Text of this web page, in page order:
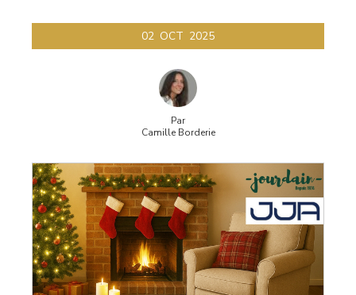
02 OCT 2025
Par
Camille Borderie